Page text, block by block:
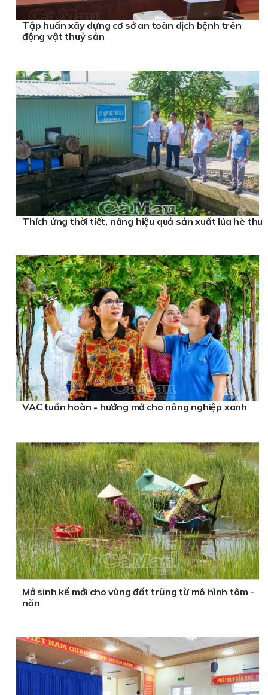
Tập huấn xây dựng cơ sở an toàn dịch bệnh trên
động vật thuỷ sản
Thích ứng thời tiết, nâng hiệu quả sản xuất lúa hè thu
VAC tuần hoàn - hướng mở cho nông nghiệp xanh
Mở sinh kế mới cho vùng đất trũng từ mô hình tôm -
năn